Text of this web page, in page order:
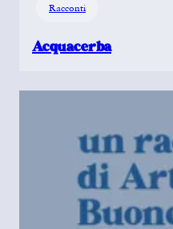
Racconti
Acquacerba